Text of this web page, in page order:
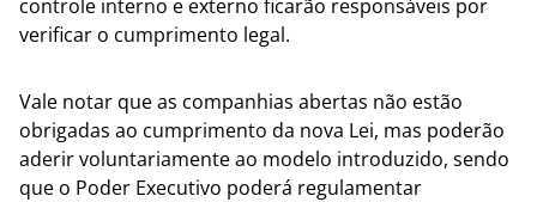
controle interno e externo ficarão responsáveis por
verificar o cumprimento legal.
Vale notar que as companhias abertas não estão
obrigadas ao cumprimento da nova Lei, mas poderão
aderir voluntariamente ao modelo introduzido, sendo
que o Poder Executivo poderá regulamentar